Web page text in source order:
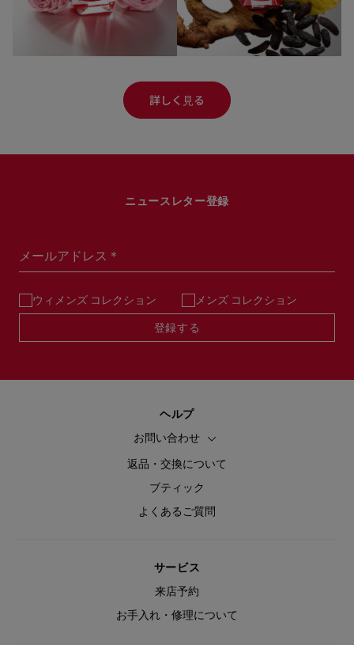
詳しく⾒る
ニュースレター登録
メールアドレス＊
ウィメンズ コレクション メンズ コレクション
登録する
ヘルプ
お問い合わせ
返品・交換について
ブティック
よくあるご質問
サービス
来店予約
お手入れ・修理について